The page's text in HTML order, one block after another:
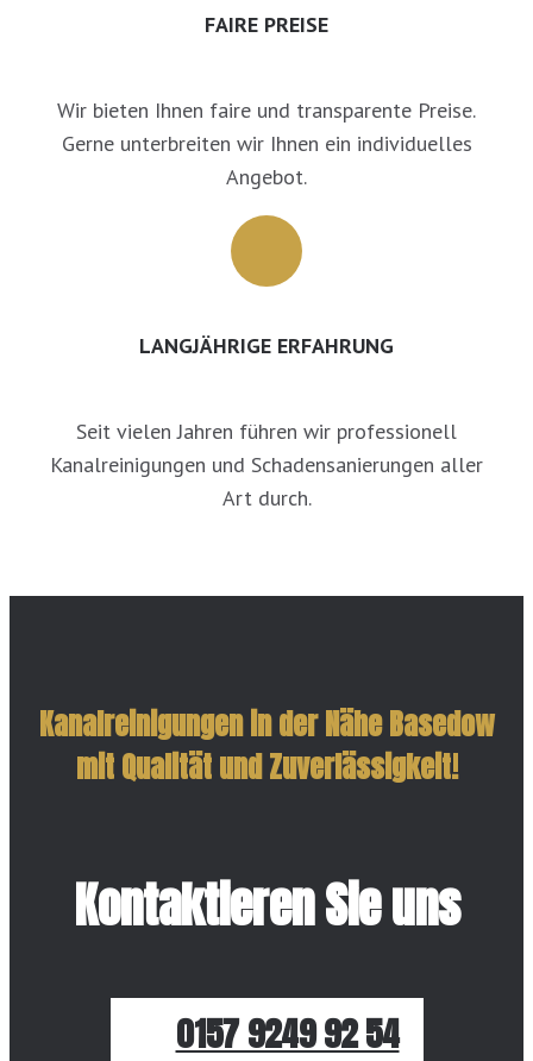
FAIRE PREISE
Wir bieten Ihnen faire und transparente Preise.
Gerne unterbreiten wir Ihnen ein individuelles
Angebot.
LANGJÄHRIGE ERFAHRUNG
Seit vielen Jahren führen wir professionell
Kanalreinigungen und Schadensanierungen aller
Art durch.
Kanalreinigungen in der Nähe Basedow
mit Qualität und Zuverlässigkeit!
Kontaktieren Sie uns
0157 9249 92 54